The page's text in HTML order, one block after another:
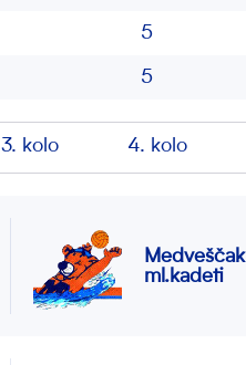
5
5
3. kolo 4. kolo
Medveščak
ml.kadeti